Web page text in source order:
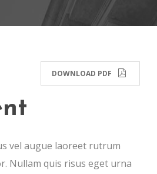
DOWNLOAD PDF
vel augue laoreet rutrum
Nullam quis risus eget urna